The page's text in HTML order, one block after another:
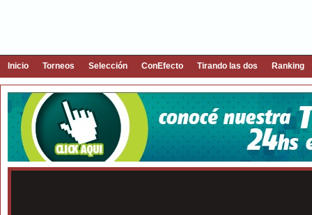
Inicio Torneos Selección ConEfecto Tirando las dos Ranking